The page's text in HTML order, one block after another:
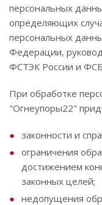
персональных
определяющих
персональных
Федерации,
ФСТЭК России и
При обработке
"Огнеупоры22"
законности и
ограничения
достижением
законных целей;
недопущения